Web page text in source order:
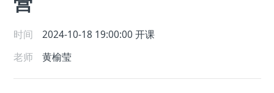
时间 2024-10-18 19:00:00 开课
老师
黄榆莹